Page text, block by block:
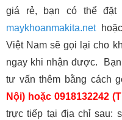
giá rẻ, bạn có thể đặt
maykhoanmakita.net
Việt Nam sẽ gọi lại cho
ngay khi nhận được.
tư vấn thêm bằng cách
Nội) hoặc 0918132242
trực tiếp tại địa chỉ sau: